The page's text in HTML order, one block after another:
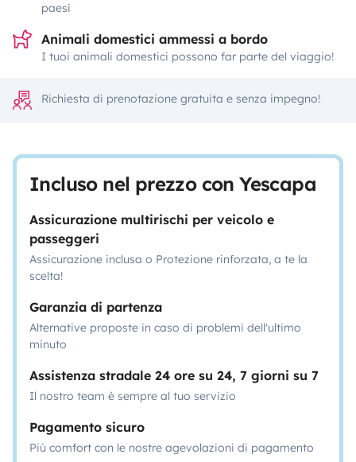
paesi
Animali domestici ammessi a bordo
I tuoi animali domestici possono far parte del viaggio!
Richiesta di prenotazione gratuita e senza impegno!
Incluso nel prezzo con Yescapa
Assicurazione multirischi per veicolo e
passeggeri
Assicurazione inclusa o Protezione rinforzata, a te la
scelta!
Garanzia di partenza
Alternative proposte in caso di problemi dell'ultimo
minuto
Assistenza stradale 24 ore su 24, 7 giorni su 7
Il nostro team è sempre al tuo servizio
Pagamento sicuro
Più comfort con le nostre agevolazioni di pagamento